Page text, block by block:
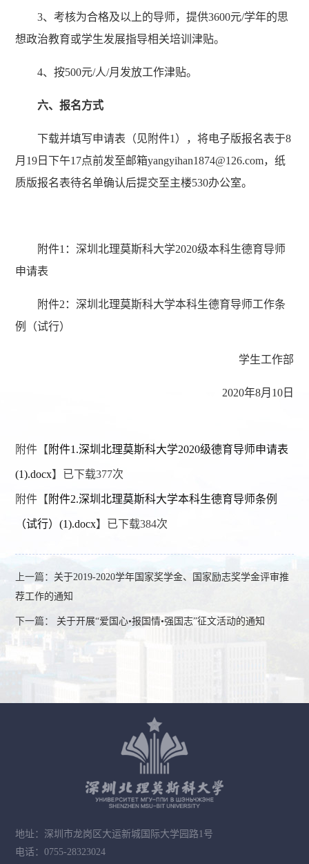
3、考核为合格及以上的导师，提供3600元/学年的思
想政治教育或学生发展指导相关培训津贴。
4、按500元/人/月发放工作津贴。
六、报名方式
下载并填写申请表（见附件1），将电子版报名表于8
月 19 日下午17点前发至邮箱yangyihan1874@126.com，纸
质版报名表待名单确认后提交至主楼530办公室。
附件1：深圳北理莫斯科大学2020级本科生德育导师
申请表
附件2：深圳北理莫斯科大学本科生德育导师工作条
例（试行）
学生工作部
2020年8月 10日
附件【 附件1.深圳北理莫斯科大学2020级德育导师申请表
(1).docx】已下载377次
附件【 附件2.深圳北理莫斯科大学本科生德育导师条例
（试行）(1).docx】已下载384次
上一篇： 关于2019-2020学年国家奖学金、国家励志奖学金评审推
荐工作的通知
下一篇： 关于开展“爱国心•报国情•强国志”征文活动的通知
地址：深圳市龙岗区大运新城国际大学园路1号
电话：0755-28323024